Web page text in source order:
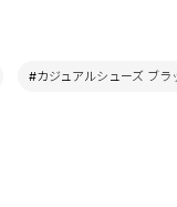
#カジュアルシューズ ブラ